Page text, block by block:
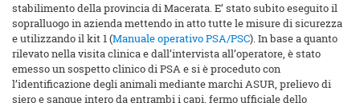
stabilimento della provincia di Macerata. E’ stato subito eseguito il
sopralluogo in azienda mettendo in atto tutte le misure di sicurezza
e utilizzando il kit 1 (Manuale operativo PSA/PSC). In base a quanto
rilevato nella visita clinica e dall’intervista all’operatore, è stato
emesso un sospetto clinico di PSA e si è proceduto con
l’identificazione degli animali mediante marchi ASUR, prelievo di
siero e sangue intero da entrambi i capi, fermo ufficiale dello